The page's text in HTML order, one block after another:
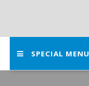
SPECIAL MENU